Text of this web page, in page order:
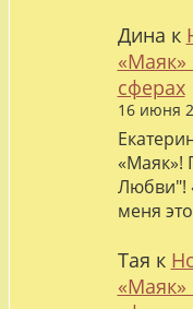
Дина к
«Маяк»
сферах
16 июня
«Маяк»!
Любви"!
меня
Тая к
«Маяк»